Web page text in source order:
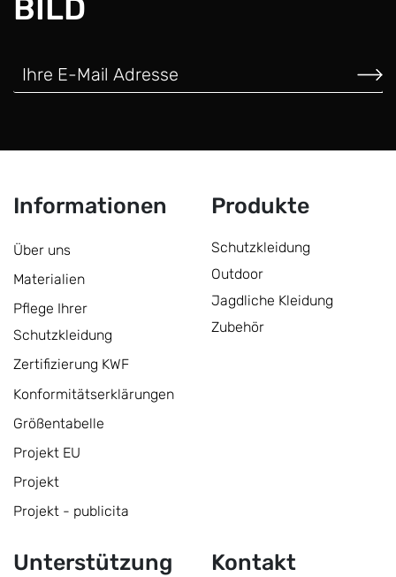
BILD
Informationen
Über uns
Materialien
Pflege Ihrer
Schutzkleidung
Zertifizierung KWF
Konformitätserklärungen
Größentabelle
Projekt EU
Projekt
Projekt - publicita
Produkte
Schutzkleidung
Outdoor
Jagdliche Kleidung
Zubehör
Unterstützung Kontakt